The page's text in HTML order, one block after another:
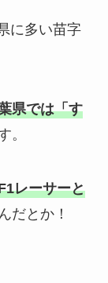
に多い苗字
県では「す
。
レーサーと
だとか！